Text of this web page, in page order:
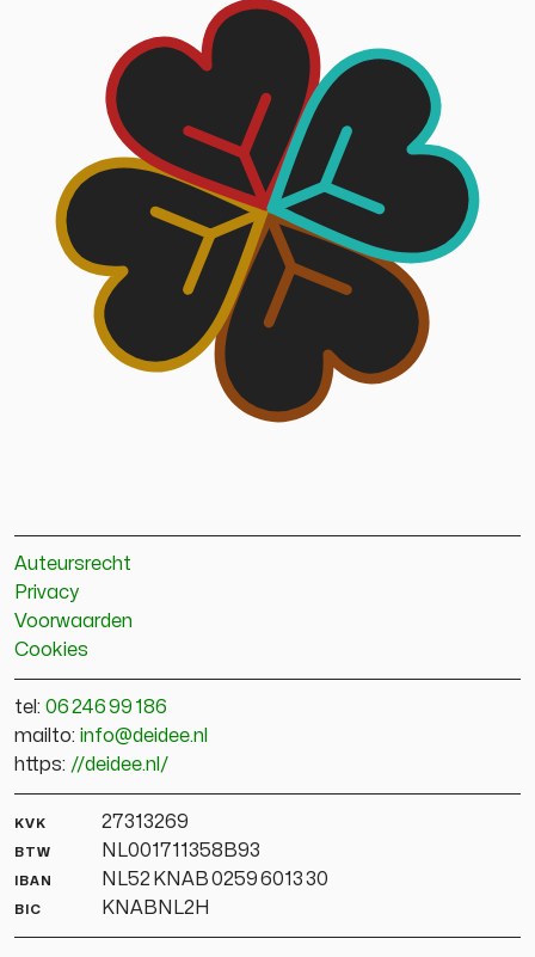
Auteursrecht
Privacy
Voorwaarden
Cookies
tel: 06 246 99 186
mailto: info@deidee.nl
https: //deidee.nl/
kvk
27313269
btw
NL001711358B93
iban
NL52 KNAB 0259 6013 30
bic
KNABNL2H